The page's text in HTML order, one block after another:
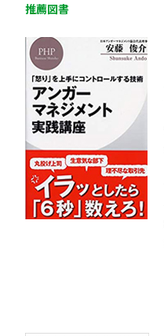
推薦図書